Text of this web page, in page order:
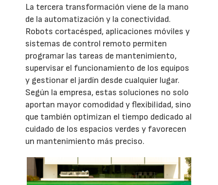
La tercera transformación viene de la mano
de la automatización y la conectividad.
Robots cortacésped, aplicaciones móviles y
sistemas de control remoto permiten
programar las tareas de mantenimiento,
supervisar el funcionamiento de los equipos
y gestionar el jardín desde cualquier lugar.
Según la empresa, estas soluciones no solo
aportan mayor comodidad y flexibilidad, sino
que también optimizan el tiempo dedicado al
cuidado de los espacios verdes y favorecen
un mantenimiento más preciso.